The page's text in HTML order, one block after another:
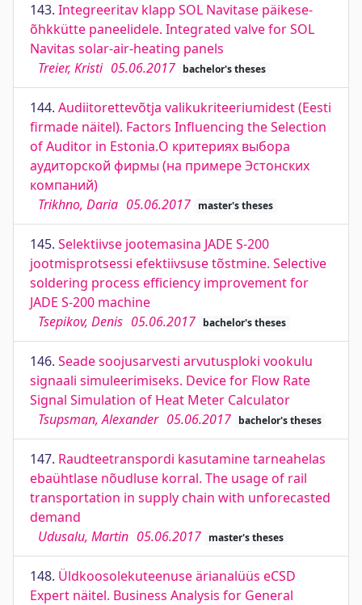
143. Integreeritav klapp SOL Navitase päikese-
õhkkütte paneelidele. Integrated valve for SOL
Navitas solar-air-heating panels
Treier, Kristi 05.06.2017 bachelor's theses
144. Audiitorettevõtja valikukriteeriumidest (Eesti
firmade näitel). Factors Influencing the Selection
of Auditor in Estonia.О критериях выбора
аудиторской фирмы (на примере Эстонских
компаний)
Trikhno, Daria 05.06.2017 master's theses
145. Selektiivse jootemasina JADE S-200
jootmisprotsessi efektiivsuse tõstmine. Selective
soldering process efficiency improvement for
JADE S-200 machine
Tsepikov, Denis 05.06.2017 bachelor's theses
146. Seade soojusarvesti arvutusploki vookulu
signaali simuleerimiseks. Device for Flow Rate
Signal Simulation of Heat Meter Calculator
Tsupsman, Alexander 05.06.2017 bachelor's theses
147. Raudteetranspordi kasutamine tarneahelas
ebaühtlase nõudluse korral. The usage of rail
transportation in supply chain with unforecasted
demand
Udusalu, Martin 05.06.2017 master's theses
148. Üldkoosolekuteenuse ärianalüüs eCSD
Expert näitel. Business Analysis for General